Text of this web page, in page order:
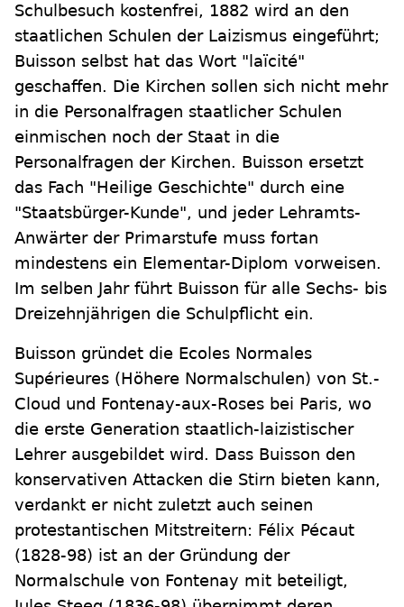
Schulbesuch kostenfrei, 1882 wird an den
staatlichen Schulen der Laizismus eingeführt;
Buisson selbst hat das Wort "laïcité"
geschaffen. Die Kirchen sollen sich nicht mehr
in die Personalfragen staatlicher Schulen
einmischen noch der Staat in die
Personalfragen der Kirchen. Buisson ersetzt
das Fach "Heilige Geschichte" durch eine
"Staatsbürger-Kunde", und jeder Lehramts-
Anwärter der Primarstufe muss fortan
mindestens ein Elementar-Diplom vorweisen.
Im selben Jahr führt Buisson für alle Sechs- bis
Dreizehnjährigen die Schulpflicht ein.
Buisson gründet die Ecoles Normales
Supérieures (Höhere Normalschulen) von St.-
Cloud und Fontenay-aux-Roses bei Paris, wo
die erste Generation staatlich-laizistischer
Lehrer ausgebildet wird. Dass Buisson den
konservativen Attacken die Stirn bieten kann,
verdankt er nicht zuletzt auch seinen
protestantischen Mitstreitern: Félix Pécaut
(1828-98) ist an der Gründung der
Normalschule von Fontenay mit beteiligt,